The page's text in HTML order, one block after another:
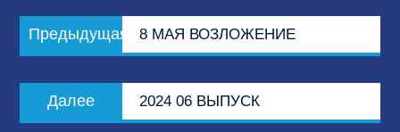
Навигация
по
Предыдущая
Предыдущая
8 МАЯ ВОЗЛОЖЕНИЕ
Далее
Следующая
2024 06 ВЫПУСК